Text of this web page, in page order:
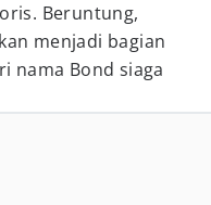
Beruntung,
menjadi bagian
nama Bond siaga